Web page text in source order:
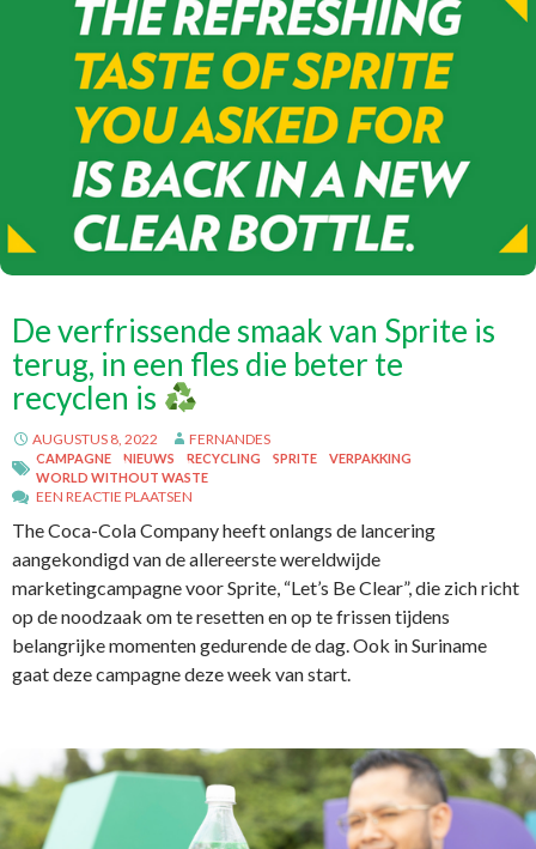
De verfrissende smaak van Sprite is
terug, in een fles die beter te
recyclen is
AUGUSTUS 8, 2022 FERNANDES
CAMPAGNE NIEUWS RECYCLING SPRITE
VERPAKKING
WORLD WITHOUT WASTE
EEN REACTIE PLAATSEN
The Coca-Cola Company heeft onlangs de lancering
aangekondigd van de allereerste wereldwijde
marketingcampagne voor Sprite, “Let’s Be Clear”, die zich richt
op de noodzaak om te resetten en op te frissen tijdens
belangrijke momenten gedurende de dag. Ook in Suriname
gaat deze campagne deze week van start.